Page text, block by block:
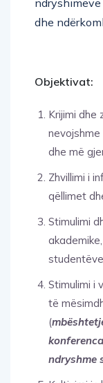
dhe
Objektivat:
Krijimi dhe
dhe më
Zhvillimi i
qëllimet
Stimulimi
Stimulimi i
të
(
ndryshme